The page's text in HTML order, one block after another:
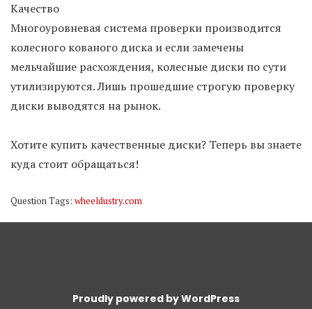
Качество
Многоуровневая система проверки производится
колесного кованого диска и если замечены
мельчайшие расхождения, колесные диски по сути
утилизируются. Лишь прошедшие строгую проверку
диски выводятся на рынок.
Хотите купить качественные диски? Теперь вы знаете
куда стоит обращаться!
Question Tags: wheeldustry.com
Proudly powered by WordPress